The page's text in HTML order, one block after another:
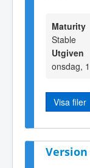
Maturity
Stable
Utgiven
onsdag,
Visa filer
Version